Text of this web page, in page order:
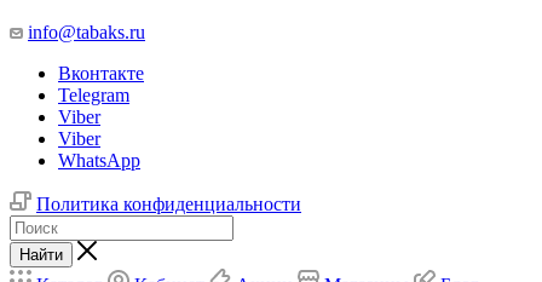
info@tabaks.ru
Вконтакте
Telegram
Viber
Viber
WhatsApp
Политика конфиденциальности
Найти